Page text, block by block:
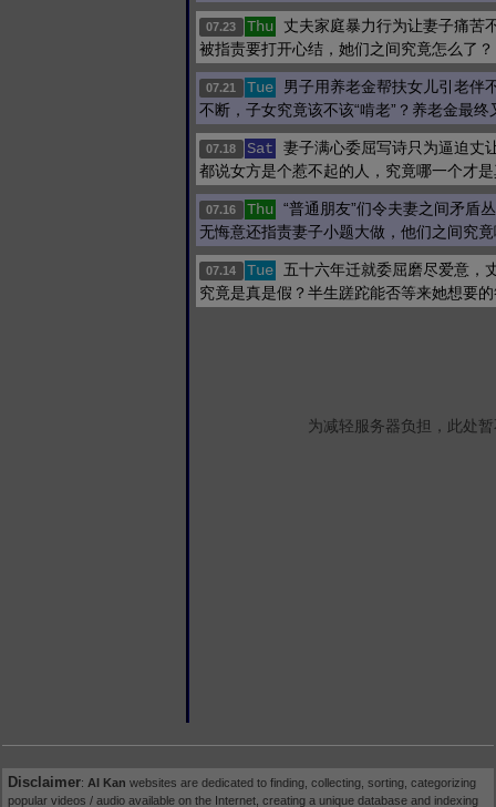
07.23 Thu
丈夫家庭暴力行为让妻子痛苦
被指责要打开心结，她们之间究竟怎么了？
07.21 Tue
男子用养老金帮扶女儿引老伴
不断，子女究竟该不该“啃老”？养老金最终
07.18 Sat
妻子满心委屈写诗只为逼迫丈
都说女方是个惹不起的人，究竟哪一个才
07.16 Thu
“普通朋友”们令夫妻之间矛盾
无悔意还指责妻子小题大做，他们之间究
07.14 Tue
五十六年迁就委屈磨尽爱意，
究竟是真是假？半生蹉跎能否等来她想要
为减轻服务器负担，此处
Disclaimer: AI Kan websites are dedicated to finding, collecting, sorting, categorizing
popular videos / audio available on the Internet, creating a unique database and indexing